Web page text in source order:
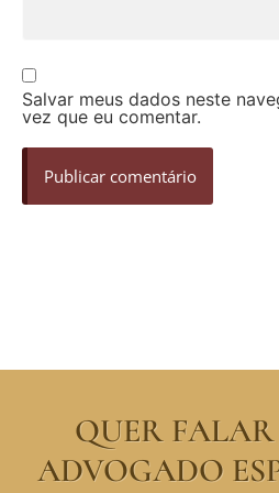
Salvar meus dados neste
vez que eu comentar.
QUER
ADVOGADO